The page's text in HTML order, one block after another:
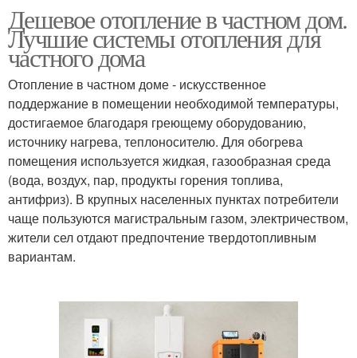
Дешевое отопление в частном дом.
Лучшие системы отопления для
частного дома
Отопление в частном доме - искусственное
поддержание в помещении необходимой температуры,
достигаемое благодаря греющему оборудованию,
источнику нагрева, теплоносителю. Для обогрева
помещения используется жидкая, газообразная среда
(вода, воздух, пар, продукты горения топлива,
антифриз). В крупных населенных пунктах потребители
чаще пользуются магистральным газом, электричеством,
жители сел отдают предпочтение твердотопливным
вариантам.